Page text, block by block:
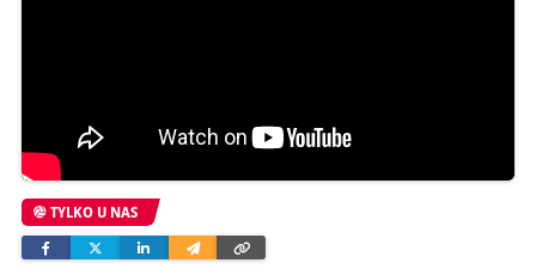
TYLKO U NAS
FacebookTwitterLinkedinWyślij
e-
Skopiuj
link